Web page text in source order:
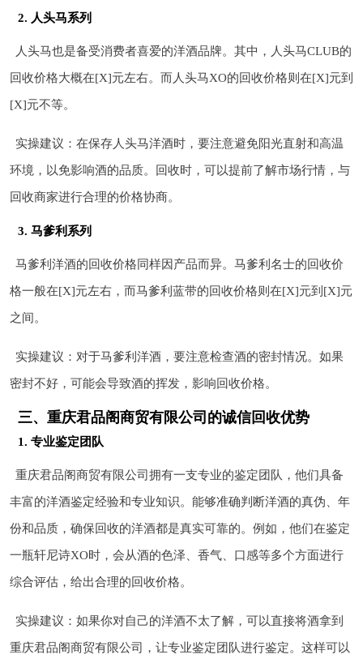
2. 人头马系列
人头马也是备受消费者喜爱的洋酒品牌。其中，人头马CLUB的
回收价格大概在[X]元左右。而人头马XO的回收价格则在[X]元到
[X]元不等。
实操建议：在保存人头马洋酒时，要注意避免阳光直射和高温
环境，以免影响酒的品质。回收时，可以提前了解市场行情，与
回收商家进行合理的价格协商。
3. 马爹利系列
马爹利洋酒的回收价格同样因产品而异。马爹利名士的回收价
格一般在[X]元左右，而马爹利蓝带的回收价格则在[X]元到[X]元
之间。
实操建议：对于马爹利洋酒，要注意检查酒的密封情况。如果
密封不好，可能会导致酒的挥发，影响回收价格。
三、重庆君品阁商贸有限公司的诚信回收优势
1. 专业鉴定团队
重庆君品阁商贸有限公司拥有一支专业的鉴定团队，他们具备
丰富的洋酒鉴定经验和专业知识。能够准确判断洋酒的真伪、年
份和品质，确保回收的洋酒都是真实可靠的。例如，他们在鉴定
一瓶轩尼诗XO时，会从酒的色泽、香气、口感等多个方面进行
综合评估，给出合理的回收价格。
实操建议：如果你对自己的洋酒不太了解，可以直接将酒拿到
重庆君品阁商贸有限公司，让专业鉴定团队进行鉴定。这样可以